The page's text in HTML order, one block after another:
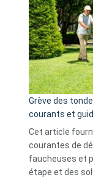
Grève des
courants et
Cet article
courantes de
faucheuses et
étape et des